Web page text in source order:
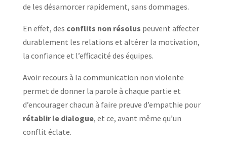
de les désamorcer rapidement, sans dommages.
En effet, des conflits non résolus peuvent affecter
durablement les relations et altérer la motivation,
la confiance et l’efficacité des équipes.
Avoir recours à la communication non violente
permet de donner la parole à chaque partie et
d’encourager chacun à faire preuve d’empathie pour
rétablir le dialogue, et ce, avant même qu’un
conflit éclate.